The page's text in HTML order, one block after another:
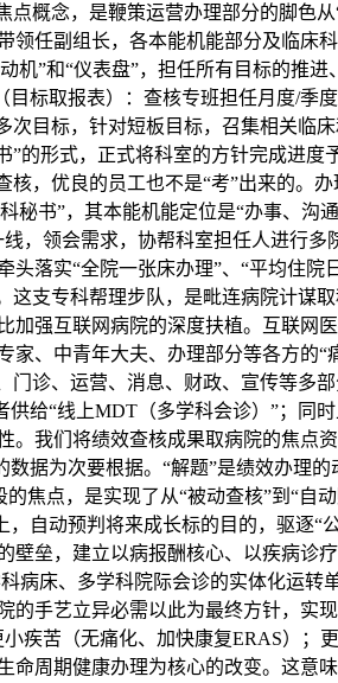
概念，是鞭策运营办理部分的脚色
任副组长，各本能机能部分及临床
机”和“仪表盘”，担任所有目标的推
标取报表）：查核专班担任月度/季
目标，针对短板目标，召集相关临
的形式，正式将科室的方针完成进
，优良的员工也不是“考”出来的。
秘书”，其本能机能定位是“办事、沟
，领会需求，协帮科室担任人进行
落实“全院一张床办理”、“平均住
支专科帮理步队，是毗连病院计谋
强互联网病院的深度扶植。互联网
、中青年大夫、办理部分等各方的
诊、运营、消息、财政、宣传等多
给“线上MDT（多学科会诊）”；同
我们将绩效查核成果取病院的焦点
据为次要根据。“解题”是绩效办理
焦点，是实现了从“被动查核”到“自
自动预判将来成长标的目的，驱逐
垒，建立以病报酬核心、以疾病诊
床、多学科院际会诊的实体化运
手艺立异必需以此为最终方针，实
疾苦（无痛化、加快康复ERAS）
周期健康办理为核心的改变。这意